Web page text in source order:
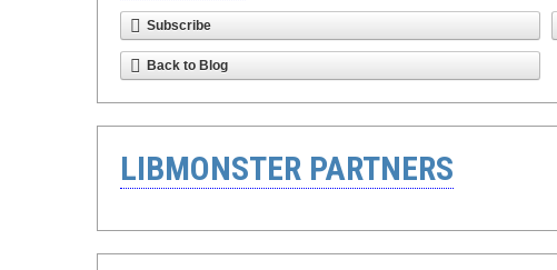
Subscribe
Back to Blog
LIBMONSTER PARTNERS